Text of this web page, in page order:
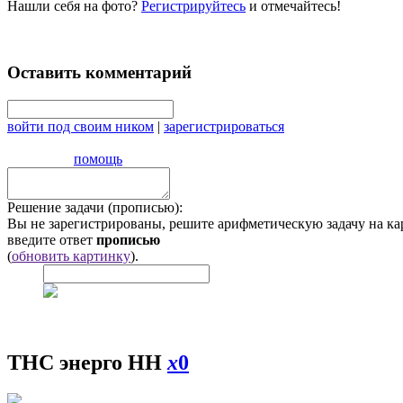
Нашли себя на фото? Регистрируйтесь и отмечайтесь!
Оставить комментарий
войти под своим ником | зарегистрироваться
помощь
Решение задачи (прописью):
Вы не зарегистрированы, решите арифметическую задачу на
введите ответ прописью
(обновить картинку).
ТНС энерго НН x0